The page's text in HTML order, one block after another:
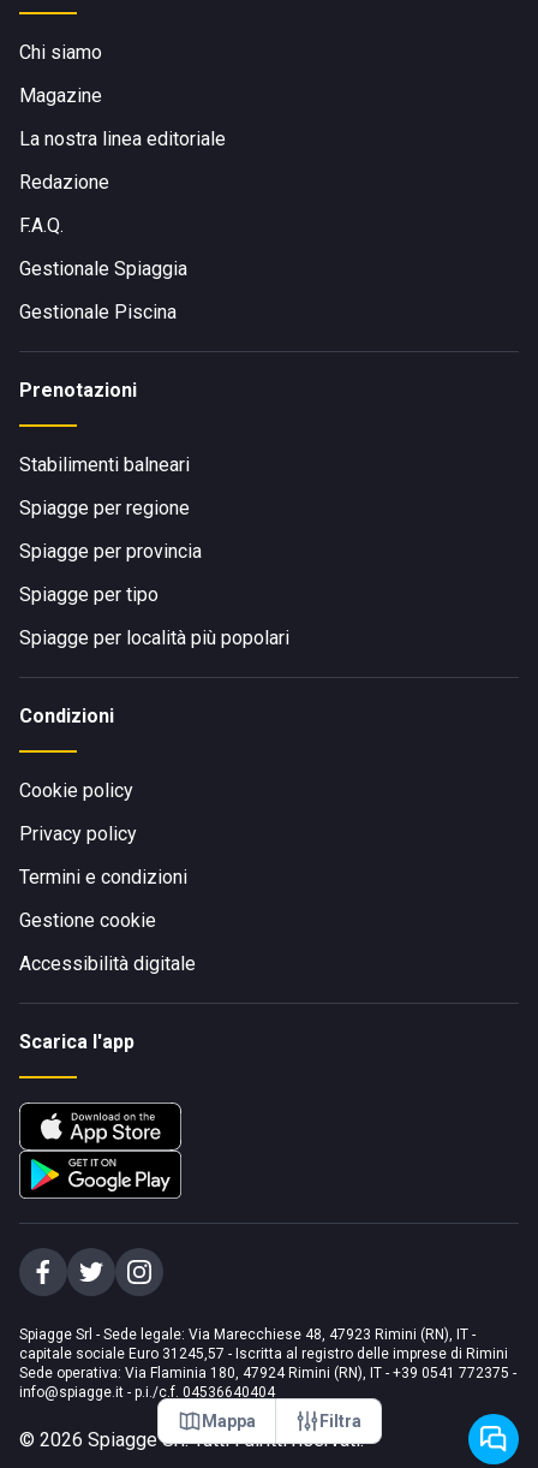
Mappa Filtra
Chi siamo
Magazine
La nostra linea editoriale
Redazione
F.A.Q.
Gestionale Spiaggia
Gestionale Piscina
Prenotazioni
Stabilimenti balneari
Spiagge per regione
Spiagge per provincia
Spiagge per tipo
Spiagge per località più popolari
Condizioni
Cookie policy
Privacy policy
Termini e condizioni
Gestione cookie
Accessibilità digitale
Scarica l'app
Spiagge Srl - Sede legale: Via Marecchiese 48, 47923 Rimini (RN), IT -
capitale sociale Euro 31245,57 - Iscritta al registro delle imprese di Rimini
Sede operativa: Via Flaminia 180, 47924 Rimini (RN), IT - +39 0541 772375 -
info@spiagge.it - p.i./c.f. 04536640404
© 2026 Spiagge Srl. Tutti i diritti riservati.